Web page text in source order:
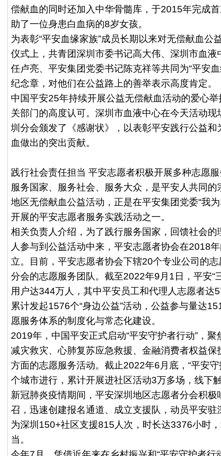
偿献血的同时还加入中华骨髓库，于2015年完成
助了一位身患白血病的8岁女孩。
为表彰“平安血缘家族”成员长期以来对无偿献血公
仪式上，共青团深圳市委书记高大伟、深圳市血液
任卢亮、平安集团党委书记陈克祥等共同为“平安
纪念章，对他们在公益路上的善举表示高度肯定。
中国平安25年持续开展公益无偿献血活动的爱心
关部门的高度认可。深圳市血液中心在今天活动
圳分会颁发了《感谢状》，以表彰平安践行公益和
血做出的突出贡献。
践行社会责任担当 平安志愿者积极开展多种志愿
服务国家、服务社会、服务大众，是平安人共同
地区无偿献血公益活动，正是在平安集团党委“我
开展的平安志愿者服务实践活动之一。
相关负责人介绍，为了践行服务国家，回馈社会的
人参与到公益活动中来，平安志愿者协会在2018
立。目前，平安志愿者协会下辖20个专业公司的
分会的志愿服务团队。截至2022年9月1日，平安“
用户达344万人，其中平安员工和代理人志愿者达
累计发起1576个“身边公益”活动，公益参与量达
愿服务体系的制度化与常态化建设。
2019年，中国平安正式启动“平安守护者行动”，
减灾救灾、心肺复苏应急救援、金融消费者权益保
方面的志愿服务活动。截止2022年6月底，“平安
个城市进行，累计开展进社区活动3万多场，线下
新冠肺炎疫情期间，平安深圳地区志愿者分会积
召，迅速创建报名通道、成立支援队，动员平安驻
为深圳150+社区支援815人次，时长达3376小时
当。